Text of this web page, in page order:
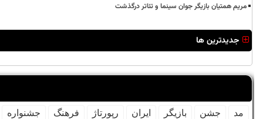
مریم همتیان بازیگر جوان سینما و تئاتر درگذشت
جدیدترین ها
مد جشن بازیگر ایران رپورتاژ فرهنگ جشنواره